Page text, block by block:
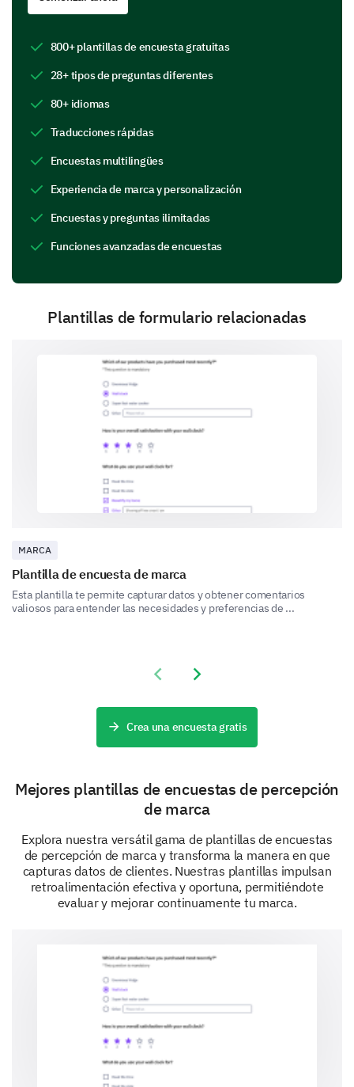
following statements:
I trust this brand to consistently deliver high-quality
I find this brand to be reliable.
information
We're almost done. Just some final questions about
What is your gender?
Male
Do you have any additional comments or
suggestions for our brand?
800+ plantillas de encuesta gratuitas
28+ tipos de preguntas diferentes
80+ idiomas
Traducciones rápidas
Encuestas multilingües
Experiencia de marca y personalización
Encuestas y preguntas ilimitadas
Funciones avanzadas de encuestas
Plantillas de formulario relacionadas
MARCA
Plantilla de encuesta de marca
Esta plantilla te permite capturar datos y obtener comentarios
valiosos para entender las necesidades y preferencias de ...
Previous slide
Next slide
Crea una encuesta gratis
Mejores plantillas de encuestas de percepción
de marca
Explora nuestra versátil gama de plantillas de encuestas
de percepción de marca y transforma la manera en que
capturas datos de clientes. Nuestras plantillas impulsan
retroalimentación efectiva y oportuna, permitiéndote
evaluar y mejorar continuamente tu marca.